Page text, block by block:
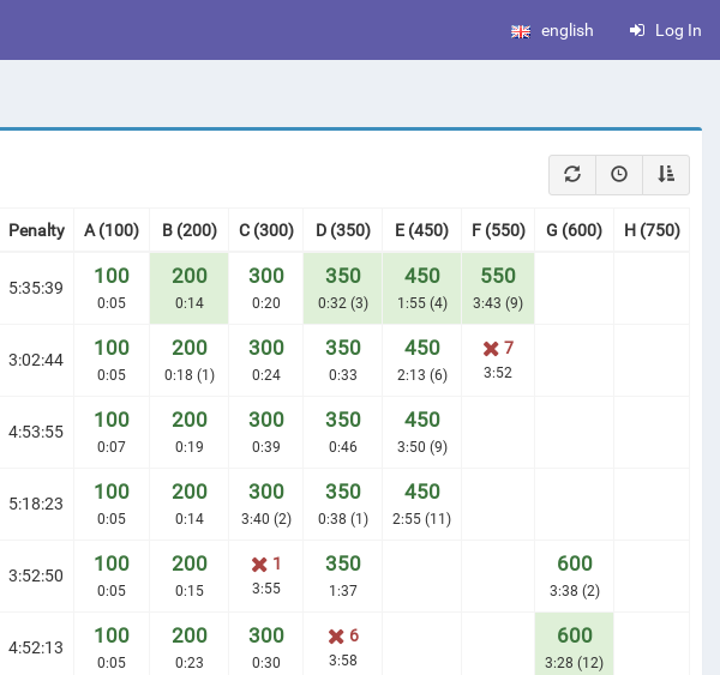
english Log In
Penalty A (100) B (200) C (300) D (350) E (450) F (550) G (600) H (750)
5:35:39 100
0:05
200
0:14
300
0:20
350
0:32 (3)
450
1:55 (4)
550
3:43 (9)
3:02:44 100
0:05
200
0:18 (1)
300
0:24
350
0:33
450
2:13 (6)
7
3:52
4:53:55 100
0:07
200
0:19
300
0:39
350
0:46
450
3:50 (9)
5:18:23 100
0:05
200
0:14
300
3:40 (2)
350
0:38 (1)
450
2:55 (11)
3:52:50 100
0:05
200
0:15
1
3:55
350
1:37
600
3:38 (2)
4:52:13 100
0:05
200
0:23
300
0:30
6
3:58
600
3:28 (12)